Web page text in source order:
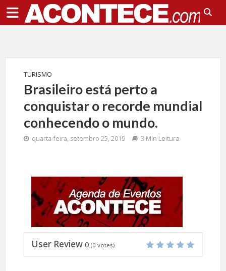
TURISMO
Brasileiro está perto a
conquistar o recorde mundial
conhecendo o mundo.
quarta-feira, setembro 25, 2019 3 Min Leitura
User Review 0 (0 votes)